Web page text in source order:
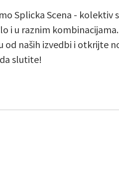
Splicka Scena -
i u raznim
od naših izvedbi i otkrijte
slutite!